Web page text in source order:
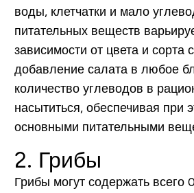
воды, клетчатки и мало
питательных веществ
зависимости от цвета и сорта
добавление салата в любое
количество углеводов в
насытиться, обеспечивая при
основными питательными
2. Грибы
Грибы могут содержать всего